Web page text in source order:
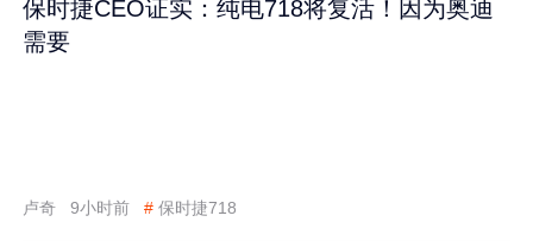
保时捷CEO证实：纯电718将复活！因为奥迪
需要
卢奇 9小时前 # 保时捷718